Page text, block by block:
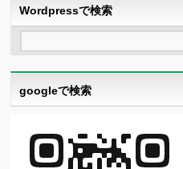
Wordpressで検索
googleで検索